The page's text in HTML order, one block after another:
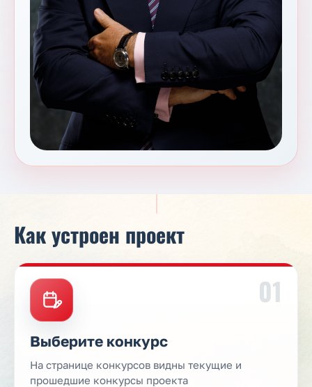
Как устроен проект
01
Выберите конкурс
На странице конкурсов видны текущие и
прошедшие конкурсы проекта